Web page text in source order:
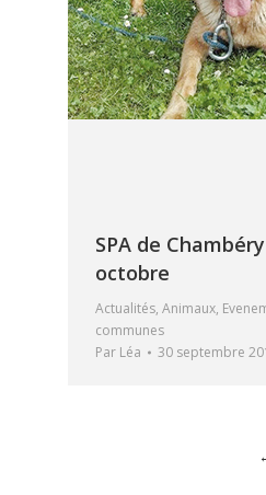
SPA de
octobre
Actualités, Animaux,
communes
Par Léa 30 septembre